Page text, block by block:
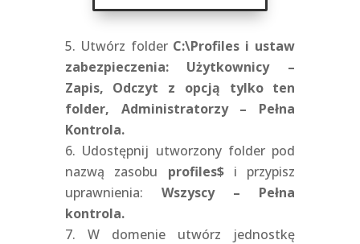
Utwórz folder C:\Profiles i ustaw
zabezpieczenia: Użytkownicy –
Zapis, Odczyt z opcją tylko ten
folder, Administratorzy – Pełna
Kontrola.
Udostępnij utworzony folder pod
nazwą zasobu profiles$i przypisz
uprawnienia: Wszyscy – Pełna
kontrola.
W domenie utwórz jednostkę